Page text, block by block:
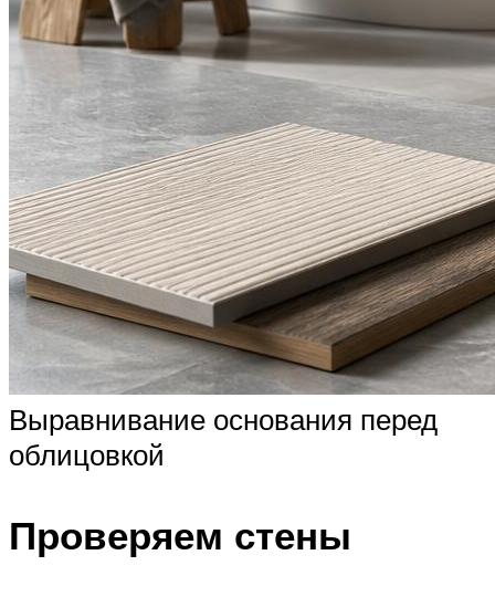
Выравнивание основания перед
облицовкой
Проверяем стены